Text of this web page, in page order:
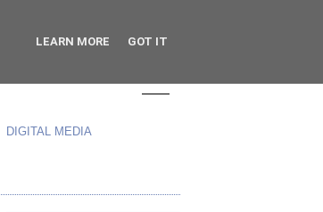
DIGITAL MEDIA
LEARN MORE GOT IT